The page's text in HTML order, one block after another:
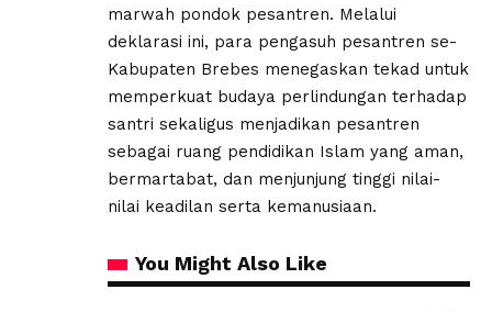
marwah pondok pesantren. Melalui
deklarasi ini, para pengasuh pesantren se-
Kabupaten Brebes menegaskan tekad untuk
memperkuat budaya perlindungan terhadap
santri sekaligus menjadikan pesantren
sebagai ruang pendidikan Islam yang aman,
bermartabat, dan menjunjung tinggi nilai-
nilai keadilan serta kemanusiaan.
You Might Also Like